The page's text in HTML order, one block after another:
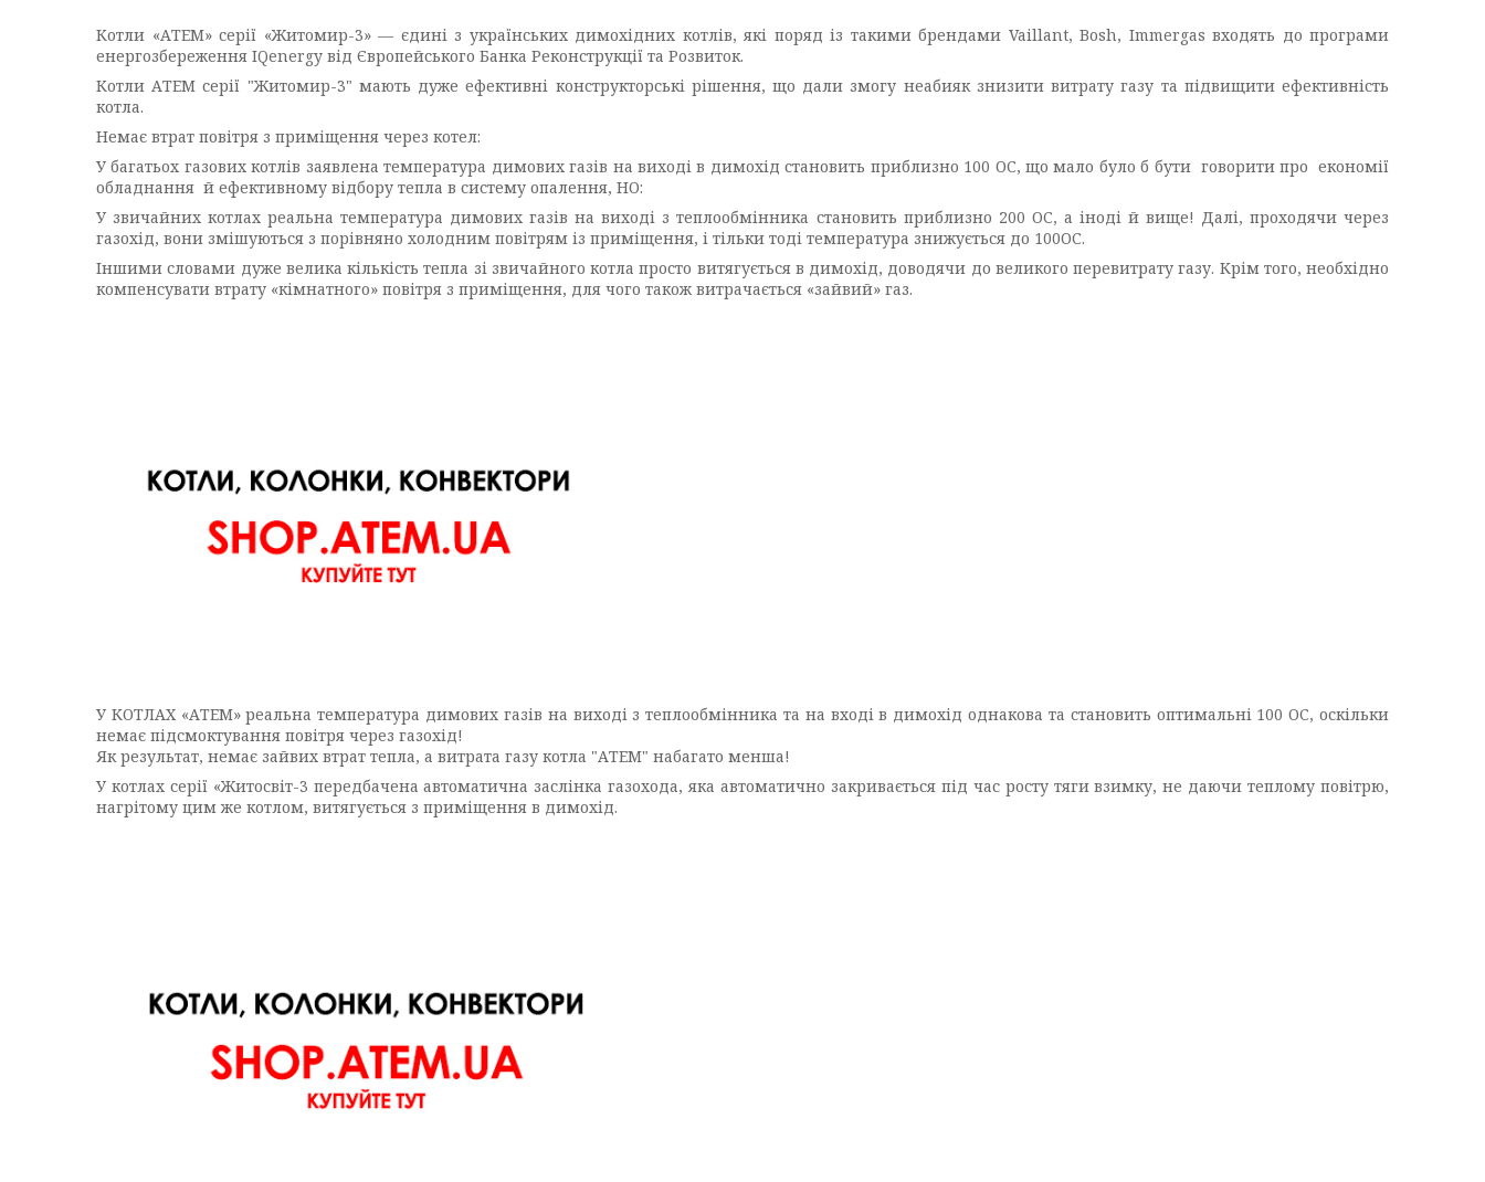
Котли «АТЕМ» серії «Житомир-3» — єдині з українських димохідних котлів, які поряд із такими брендами Vaillant, Bosh, Immergas входять до програми
енергозбереження IQenergy від Європейського Банка Реконструкції та Розвиток.
Котли АТЕМ серії "Житомир-3" мають дуже ефективні конструкторські рішення, що дали змогу неабияк знизити витрату газу та підвищити ефективність
котла.
Немає втрат повітря з приміщення через котел:
У багатьох газових котлів заявлена температура димових газів на виході в димохід становить приблизно 100 ОС, що мало було б бути говорити про економії
обладнання й ефективному відбору тепла в систему опалення, НО:
У звичайних котлах реальна температура димових газів на виході з теплообмінника становить приблизно 200 ОС, а іноді й вище! Далі, проходячи через
газохід, вони змішуються з порівняно холодним повітрям із приміщення, і тільки тоді температура знижується до 100ОС.
Іншими словами дуже велика кількість тепла зі звичайного котла просто витягується в димохід, доводячи до великого перевитрату газу. Крім того, необхідно
компенсувати втрату «кімнатного» повітря з приміщення, для чого також витрачається «зайвий» газ.
У КОТЛАХ «АТЕМ» реальна температура димових газів на виході з теплообмінника та на вході в димохід однакова та становить оптимальні 100 ОС, оскільки
немає підсмоктування повітря через газохід!
Як результат, немає зайвих втрат тепла, а витрата газу котла "АТЕМ" набагато менша!
У котлах серії «Житосвіт-3 передбачена автоматична заслінка газохода, яка автоматично закривається під час росту тяги взимку, не даючи теплому повітрю,
нагрітому цим же котлом, витягується з приміщення в димохід.